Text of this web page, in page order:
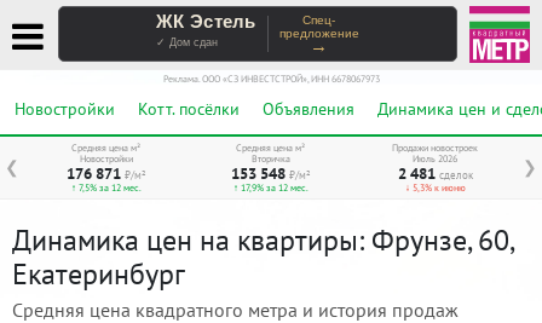
ЖК Эстель
✓ Дом сдан
Спец-
предложение
→
Реклама. ООО «СЗ ИНВЕСТСТРОЙ», ИНН 6678067973
Новостройки Котт. посёлки Объявления Динамика цен и
❮ ❯
Средняя цена м²
Новостройки
176 871 ₽/м²
↑ 7,5% за 12 мес.
Средняя цена м²
Вторичка
153 548 ₽/м²
↑ 17,9% за 12 мес.
Продажи новостроек
Июль 2026
2 481 сделок
↓ 5,3% к июню
Динамика цен на квартиры: Фрунзе, 60,
Екатеринбург
Средняя цена квадратного метра и история продаж